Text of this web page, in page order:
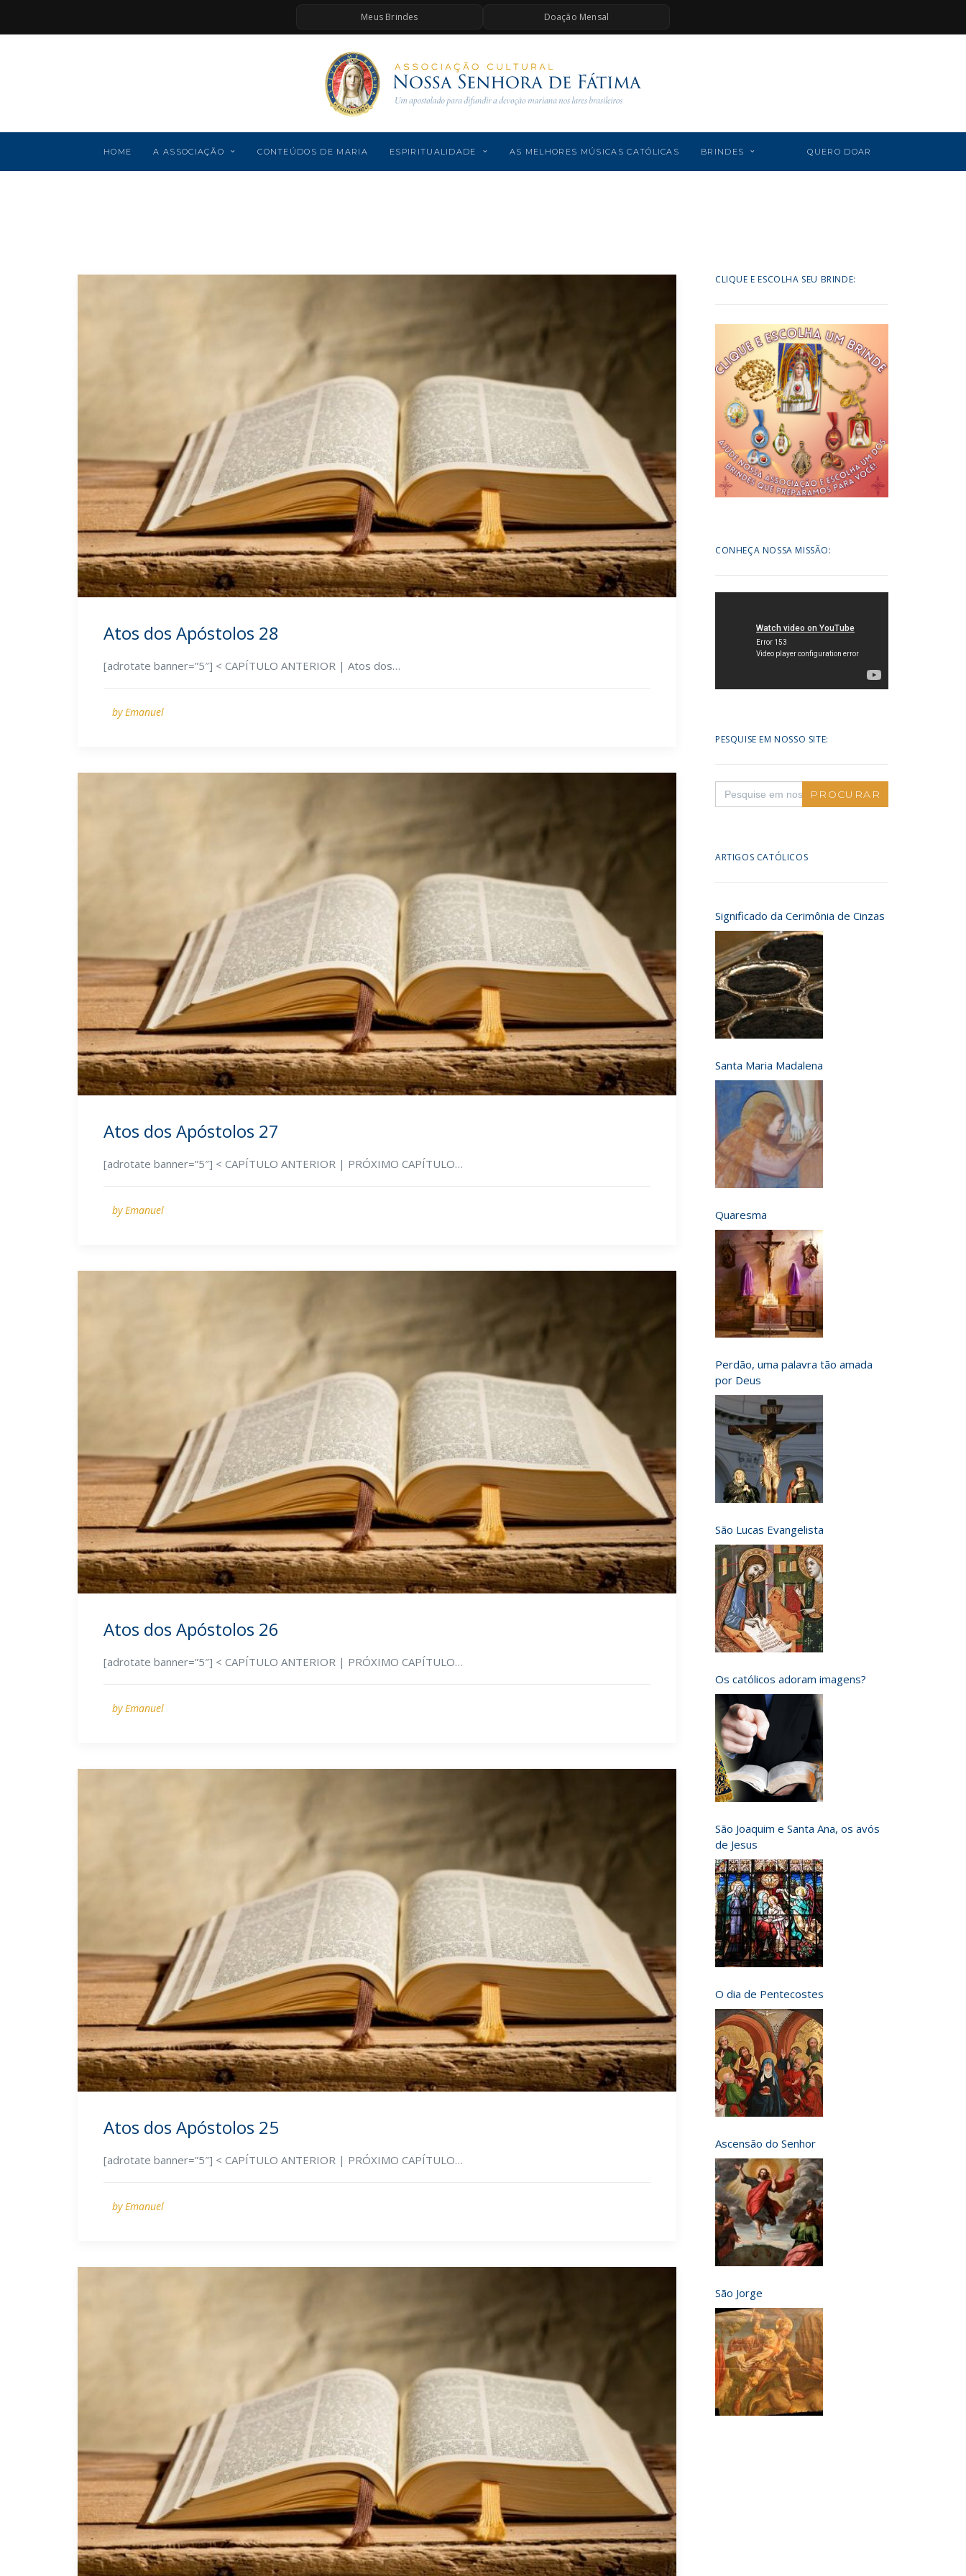
Meus Brindes Doação Mensal
HOME A ASSOCIAÇÃO CONTEÚDOS DE MARIA ESPIRITUALIDADE AS MELHORES MÚSICAS CATÓLICAS BRINDES QUERO DOAR
Atos dos Apóstolos 28
[adrotate banner=”5″] < CAPÍTULO ANTERIOR | Atos dos…
by Emanuel
Atos dos Apóstolos 27
[adrotate banner=”5″] < CAPÍTULO ANTERIOR | PRÓXIMO CAPÍTULO…
by Emanuel
Atos dos Apóstolos 26
[adrotate banner=”5″] < CAPÍTULO ANTERIOR | PRÓXIMO CAPÍTULO…
by Emanuel
Atos dos Apóstolos 25
[adrotate banner=”5″] < CAPÍTULO ANTERIOR | PRÓXIMO CAPÍTULO…
by Emanuel
CLIQUE E ESCOLHA SEU BRINDE:
CONHEÇA NOSSA MISSÃO:
PESQUISE EM NOSSO SITE:
Search
for:
ARTIGOS CATÓLICOS
Significado da Cerimônia de Cinzas
Santa Maria Madalena
Quaresma
Perdão, uma palavra tão amada
por Deus
São Lucas Evangelista
Os católicos adoram imagens?
São Joaquim e Santa Ana, os avós
de Jesus
O dia de Pentecostes
Ascensão do Senhor
São Jorge